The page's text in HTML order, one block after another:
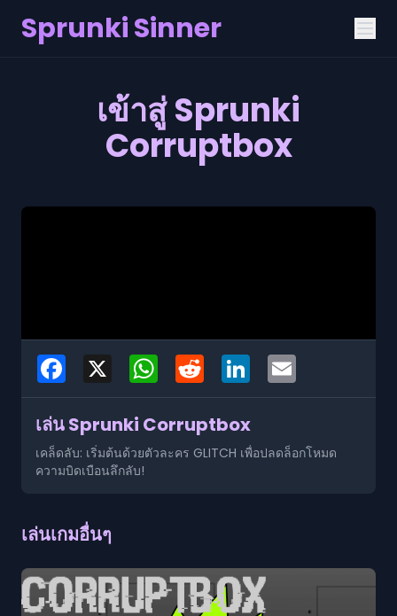
Sprunki Sinner
เข้าสู่ Sprunki
Corruptbox
Facebook WhatsAppReddit LinkedIn
เล่น Sprunki Corruptbox
เคล็ดลับ: เริ่มต้นด้วยตัวละคร GLITCH เพื่อปลดล็อกโหมด
ความบิดเบือนลึกลับ!
เล่นเกมอื่นๆ